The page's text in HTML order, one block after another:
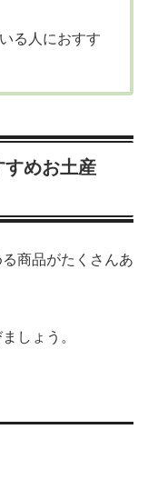
る人におすす
すめお土産
商品がたくさんあ
しょう。